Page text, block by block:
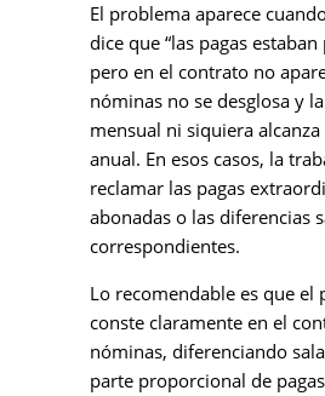
El problema aparece
dice que “las pagas
pero en el contrato no
nóminas no se desglosa y
mensual ni siquiera
anual. En esos casos, la
reclamar las pagas
abonadas o las diferencias
correspondientes.
Lo recomendable es que el
conste claramente en el
nóminas, diferenciando
parte proporcional de pagas